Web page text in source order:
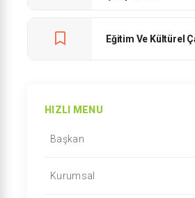
Eğitim Ve Kültürel
HIZLI MENU
Başkan
Kurumsal